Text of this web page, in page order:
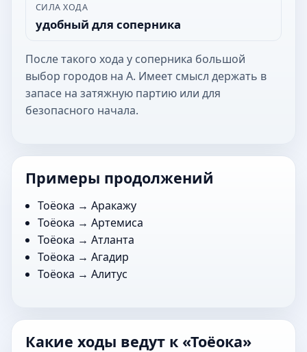
СИЛА ХОДА
удобный для соперника
После такого хода у соперника большой
выбор городов на А. Имеет смысл держать в
запасе на затяжную партию или для
безопасного начала.
Примеры продолжений
Тоёока →Аракажу
Тоёока →Артемиса
Тоёока →Атланта
Тоёока →Агадир
Тоёока →Алитус
Какие ходы ведут к «Тоёока»